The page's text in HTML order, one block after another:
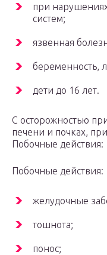
при
систем;
язвенная
беременность,
дети до 16 лет.
С осторожностью
печени и почках,
Побочные действия:
Побочные действия:
желудочные
тошнота;
понос;